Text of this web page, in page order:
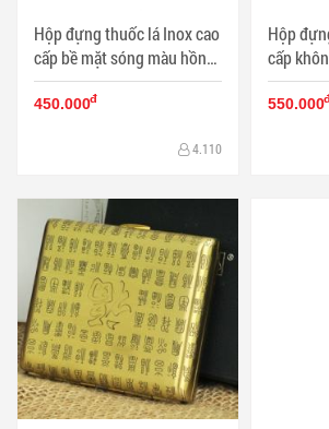
Hộp đựng thuốc lá Inox cao
cấp bề mặt sóng màu hồng
đậm - Mã SP: BL09767
450.000đ
4.110
Hộp
cấp không rỉ -
BL09763
550.000